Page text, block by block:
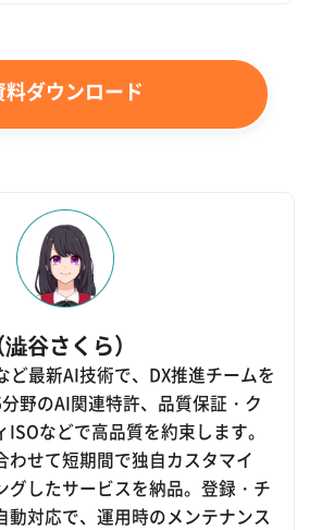
料ダウンロード
谷さくら）
ど最新AI技術で、DX推進チームを
野のAI関連特許、品質保証・ク
などで高品質を約束します。
わせて短期間で独自カスタマイ
グしたサービスを納品。登録・チ
動対応で、運用時のメンテナンス